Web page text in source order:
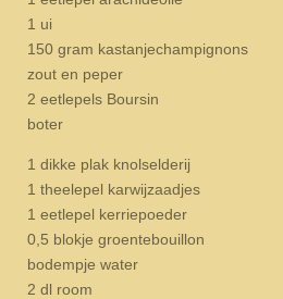
1 ui
150 gram kastanjechampignons
zout en peper
2 eetlepels Boursin
boter
1 dikke plak knolselderij
1 theelepel karwijzaadjes
1 eetlepel kerriepoeder
0,5 blokje groentebouillon
bodempje water
2 dl room